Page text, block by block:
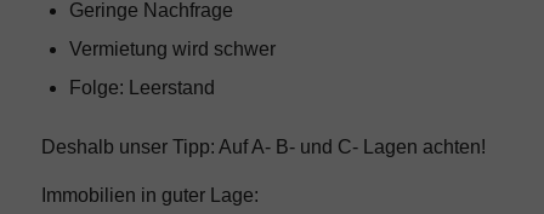
Geringe Nachfrage
Vermietung wird schwer
Folge: Leerstand
Deshalb unser Tipp: AufA- B- und C- Lagen achten!
Immobilien in guter Lage: